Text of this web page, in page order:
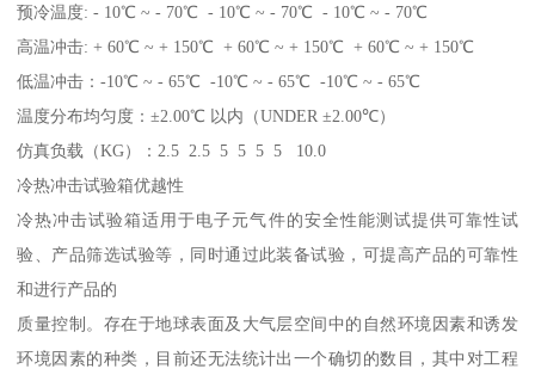
预冷温度: - 10℃ ~ - 70℃ - 10℃ ~ - 70℃ - 10℃ ~ - 70℃
高温冲击: + 60℃ ~ + 150℃ + 60℃ ~ + 150℃ + 60℃ ~ + 150℃
低温冲击：-10℃ ~ - 65℃ -10℃ ~ - 65℃ -10℃ ~ - 65℃
温度分布均匀度：±2.00℃ 以内（UNDER ±2.00℃）
仿真负载（KG）：2.5 2.5 5 5 5 5 10.0
冷热冲击试验箱优越性
冷热冲击试验箱适用于电子元气件的安全性能测试提供可靠性试
验、产品筛选试验等，同时通过此装备试验，可提高产品的可靠性
和进行产品的
质量控制。存在于地球表面及大气层空间中的自然环境因素和诱发
环境因素的种类，目前还无法统计出一个确切的数目，其中对工程